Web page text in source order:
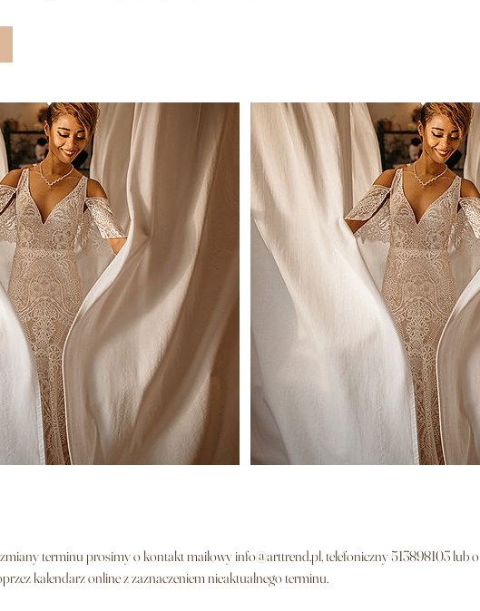
terminu prosimy o kontakt mailowy info@arttrend.pl, telefoniczny 513898103 lub o